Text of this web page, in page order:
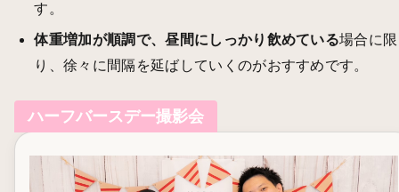
す。
体重増加が順調で、昼間にしっかり飲めている場合に限
り、徐々に間隔を延ばしていくのがおすすめです。
ハーフバースデー撮影会